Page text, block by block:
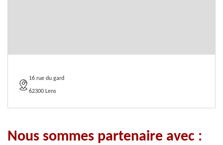
16 rue du gard
62300 Lens
Nous sommes partenaire avec :